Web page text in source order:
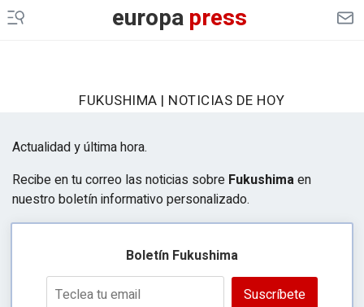
europapress
FUKUSHIMA | NOTICIAS DE HOY
Actualidad y última hora.
Recibe en tu correo las noticias sobre Fukushimaen
nuestro boletín informativo personalizado.
Boletín Fukushima
Suscríbete